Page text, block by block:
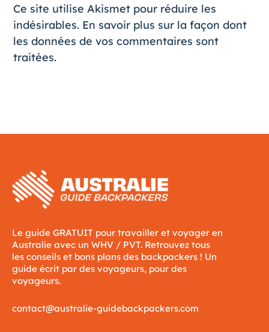
Ce site utilise Akismet pour réduire les
indésirables. En savoir plus sur la façon dont
les données de vos commentaires sont
traitées.
Le guide GRATUIT pour travailler et voyager en
Australie avec un WHV / PVT. Retrouvez tous
les conseils et bons plans des backpackers ! Un
guide écrit par des voyageurs, pour des
voyageurs.
contact@australie-guidebackpackers.com